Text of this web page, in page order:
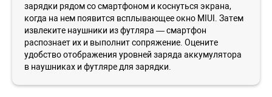
зарядки рядом со смартфоном и коснуться экрана,
когда на нем появится всплывающее окно MIUI. Затем
извлеките наушники из футляра — смартфон
распознает их и выполнит сопряжение. Оцените
удобство отображения уровней заряда аккумулятора
в наушниках и футляре для зарядки.